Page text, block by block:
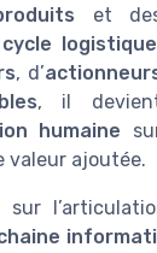
et
cycle logistique
, d’
, il
humaine
valeur ajoutée.
sur